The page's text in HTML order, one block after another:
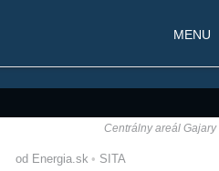
MENU
Centrálny areál Gajary
od Energia.sk SITA